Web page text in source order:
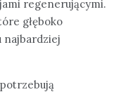
regenerującymi.
głęboko
najbardziej
potrzebują